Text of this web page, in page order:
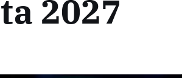
2027